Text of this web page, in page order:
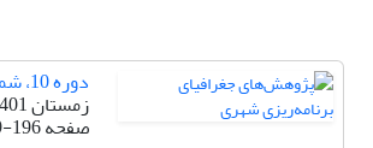
دوره 10، شماره 4
زمستان 1401
صفحه196